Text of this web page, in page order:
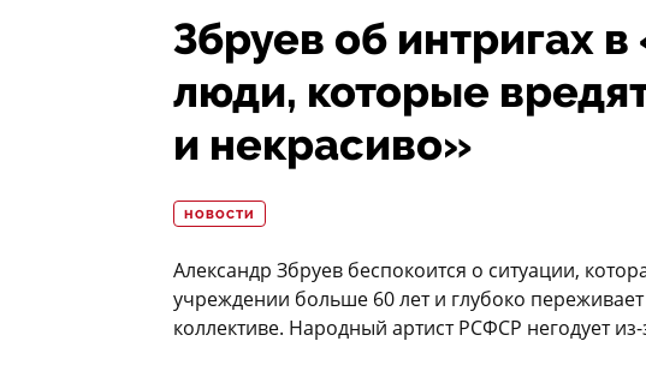
Збруев об интригах
люди, которые
и некрасиво»
НОВОСТИ
Александр Збруев беспокоится о ситуации,
учреждении больше 60 лет и глубоко
коллективе. Народный артист РСФСР негодует